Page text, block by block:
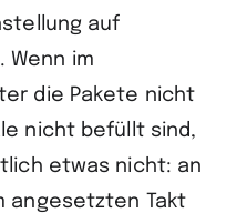
auf
Wenn im
die Pakete nicht
nicht befüllt sind,
etwas nicht: an
angesetzten Takt